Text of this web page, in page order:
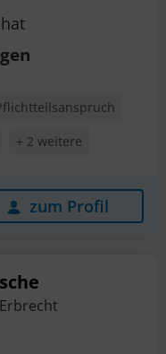
+ 2 weitere
zum Profil